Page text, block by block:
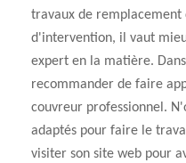
travaux de remplacement
d'intervention, il vaut
expert en la matière.
recommander de faire
couvreur professionnel.
adaptés pour faire le
visiter son site web pour